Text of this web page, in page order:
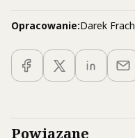
Opracowanie:Darek Frach
Powiązane